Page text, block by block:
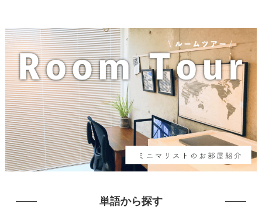
単語から探す